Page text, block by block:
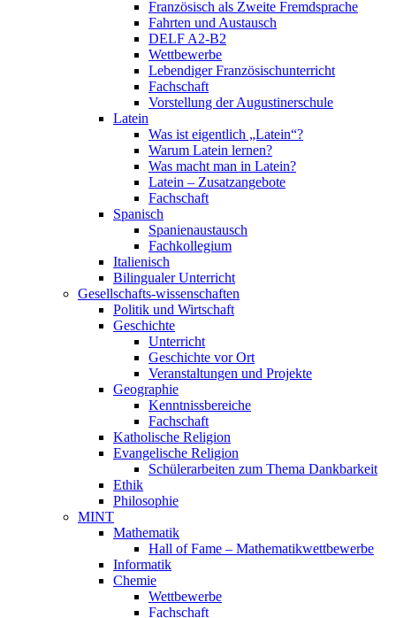
Französisch als Zweite Fremdsprache
Fahrten und Austausch
DELF A2-B2
Wettbewerbe
Lebendiger Französischunterricht
Fachschaft
Vorstellung der Augustinerschule
Latein
Was ist eigentlich „Latein“?
Warum Latein lernen?
Was macht man in Latein?
Latein – Zusatzangebote
Fachschaft
Spanisch
Spanienaustausch
Fachkollegium
Italienisch
Bilingualer Unterricht
Gesellschafts-wissenschaften
Politik und Wirtschaft
Geschichte
Unterricht
Geschichte vor Ort
Veranstaltungen und Projekte
Geographie
Kenntnissbereiche
Fachschaft
Katholische Religion
Evangelische Religion
Schülerarbeiten zum Thema Dankbarkeit
Ethik
Philosophie
MINT
Mathematik
Hall of Fame – Mathematikwettbewerbe
Informatik
Chemie
Wettbewerbe
Fachschaft